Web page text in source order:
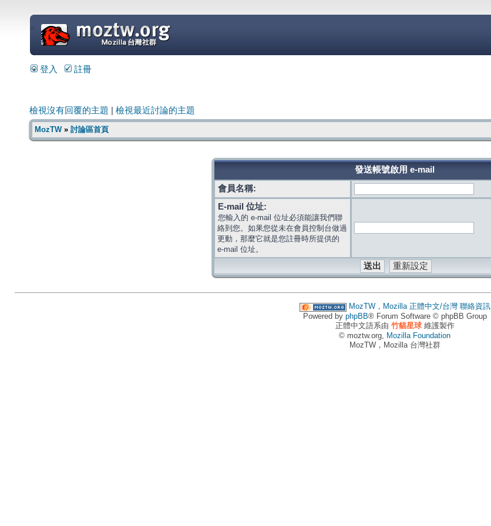
=
登入 註冊
檢視沒有回覆的主題 檢視最近討論的主題
MozTW» 討論區首頁
發送帳號啟用 e-mail
會員名稱:
E-mail 位址:
您輸入的 e-mail 位址必須能讓我們聯
絡到您。如果您從未在會員控制台做過
更動，那麼它就是您註冊時所提供的
e-mail 位址。
MozTW，Mozilla 正體中文/台灣 聯絡資訊
Powered by phpBB® Forum Software © phpBB Group
正體中文語系由 竹貓星球維護製作
© moztw.org, Mozilla Foundation
MozTW，Mozilla 台灣社群